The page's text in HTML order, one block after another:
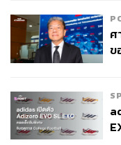
วิกฤติบางอย่างตามมา
หุ้นหรือ Market Cap.
ความเสี่ยงแรกที่สำคัญ
2) อัตราดอกเบี้ยในท้อ
อานิสงส์จากอัตราเงิน
สินค้าเช่น น้ำมันปรับตั
คล่องของตลาดเงินลด
ศ
ข